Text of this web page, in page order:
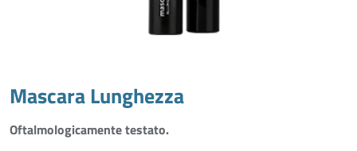
Mascara Lunghezza
Oftalmologicamente testato.